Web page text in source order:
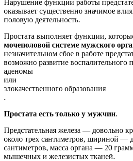
Нарушение функции работы
оказывает существенно значимое
половую деятельность.
Простата выполняет функции,
мочеполовой системе мужского
незначительном сбое в работе
возможно развитие воспалительного
аденомы
или
злокачественного образования
.
Простата есть только у мужчин.
Предстательная железа — довольно
около трех сантиметров, шириной —
сантиметров, масса органа — 20
мышечных и железистых тканей.